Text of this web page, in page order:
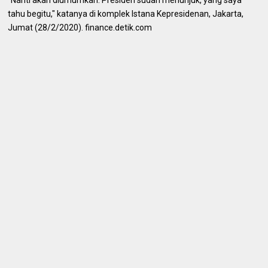
tahu begitu," katanya di komplek Istana Kepresidenan, Jakarta,
Jumat (28/2/2020). finance.detik.com